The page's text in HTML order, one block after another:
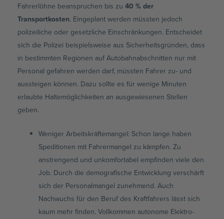
Fahrerlöhne beanspruchen bis zu40 % der
Transportkosten. Eingeplant werden müssten jedoch
polizeiliche oder gesetzliche Einschränkungen. Entscheidet
sich die Polizei beispielsweise aus Sicherheitsgründen, dass
in bestimmten Regionen auf Autobahnabschnitten nur mit
Personal gefahren werden darf, müssten Fahrer zu- und
aussteigen können. Dazu sollte es für wenige Minuten
erlaubte Haltemöglichkeiten an ausgewiesenen Stellen
geben.
Weniger Arbeitskräftemangel: Schon lange haben
Speditionen mit Fahrermangel zu kämpfen. Zu
anstrengend und unkomfortabel empfinden viele den
Job. Durch die demografische Entwicklung verschärft
sich der Personalmangel zunehmend. Auch
Nachwuchs für den Beruf des Kraftfahrers lässt sich
kaum mehr finden. Vollkommen autonome Elektro-